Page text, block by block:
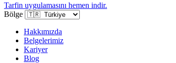
Tarfin uygulamasını hemen indir.
Bölge
Hakkımızda
Belgelerimiz
Kariyer
Blog